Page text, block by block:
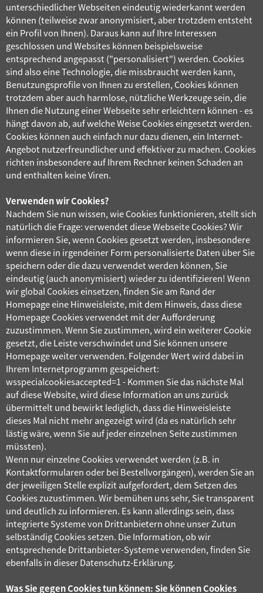
unterschiedlicher Webseiten eindeutig wiederkannt werden
können (teilweise zwar anonymisiert, aber trotzdem entsteht
ein Profil von Ihnen). Daraus kann auf Ihre Interessen
geschlossen und Websites können beispielsweise
entsprechend angepasst ("personalisiert") werden. Cookies
sind also eine Technologie, die missbraucht werden kann,
Benutzungsprofile von Ihnen zu erstellen, Cookies können
trotzdem aber auch harmlose, nützliche Werkzeuge sein, die
Ihnen die Nutzung einer Webseite sehr erleichtern können - es
hängt davon ab, auf welche Weise Cookies eingesetzt werden.
Cookies können auch einfach nur dazu dienen, ein Internet-
Angebot nutzerfreundlicher und effektiver zu machen. Cookies
richten insbesondere auf Ihrem Rechner keinen Schaden an
und enthalten keine Viren.
Verwenden wir Cookies?
Nachdem Sie nun wissen, wie Cookies funktionieren, stellt sich
natürlich die Frage: verwendet diese Webseite Cookies? Wir
informieren Sie, wenn Cookies gesetzt werden, insbesondere
wenn diese in irgendeiner Form personalisierte Daten über Sie
speichern oder die dazu verwendet werden können, Sie
eindeutig (auch anonymisiert) wieder zu identifizieren! Wenn
wir global Cookies einsetzen, finden Sie am Rand der
Homepage eine Hinweisleiste, mit dem Hinweis, dass diese
Homepage Cookies verwendet mit der Aufforderung
zuzustimmen. Wenn Sie zustimmen, wird ein weiterer Cookie
gesetzt, die Leiste verschwindet und Sie können unsere
Homepage weiter verwenden. Folgender Wert wird dabei in
Ihrem Internetprogramm gespeichert:
wsspecialcookiesaccepted=1 - Kommen Sie das nächste Mal
auf diese Website, wird diese Information an uns zurück
übermittelt und bewirkt lediglich, dass die Hinweisleiste
dieses Mal nicht mehr angezeigt wird (da es natürlich sehr
lästig wäre, wenn Sie auf jeder einzelnen Seite zustimmen
müssten).
Wenn nur einzelne Cookies verwendet werden (z.B. in
Kontaktformularen oder bei Bestellvorgängen), werden Sie an
der jeweiligen Stelle explizit aufgefordert, dem Setzen des
Cookies zuzustimmen. Wir bemühen uns sehr, Sie transparent
und deutlich zu informieren. Es kann allerdings sein, dass
integrierte Systeme von Drittanbietern ohne unser Zutun
selbständig Cookies setzen. Die Information, ob wir
entsprechende Drittanbieter-Systeme verwenden, finden Sie
ebenfalls in dieser Datenschutz-Erklärung.
Was Sie gegen Cookies tun können: Sie können Cookies